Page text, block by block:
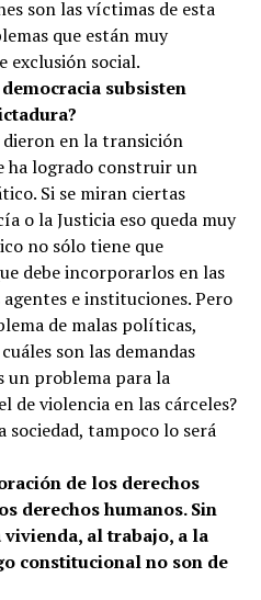
son las víctimas de esta
que están muy
exclusión social.
subsisten
dieron en la transición
ha logrado construir un
Si se miran ciertas
o la Justicia eso queda muy
no sólo tiene que
debe incorporarlos en las
e instituciones. Pero
de malas políticas,
son las demandas
un problema para la
de violencia en las cárceles?
tampoco lo será
de los derechos
derechos humanos. Sin
al trabajo, a la
constitucional no son de